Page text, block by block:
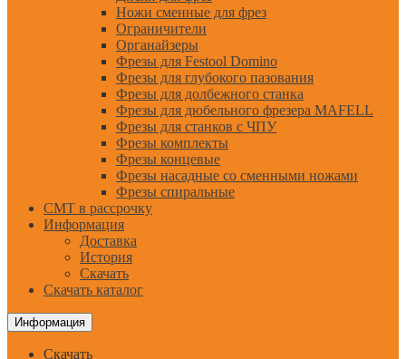
Ножи сменные для фрез
Ограничители
Органайзеры
Фрезы для Festool Domino
Фрезы для глубокого пазования
Фрезы для долбежного станка
Фрезы для дюбельного фрезера MAFELL
Фрезы для станков с ЧПУ
Фрезы комплекты
Фрезы концевые
Фрезы насадные со сменными ножами
Фрезы спиральные
CMT в рассрочку
Информация
Доставка
История
Скачать
Скачать каталог
Информация
Скачать